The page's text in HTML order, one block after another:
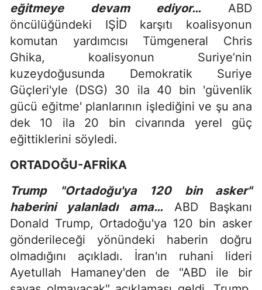
eğitmeye devam ediyor… ABD
öncülüğündeki IŞİD karşıtı koalisyonun
komutan yardımcısı Tümgeneral Chris
Ghika, koalisyonun Suriye’nin
kuzeydoğusunda Demokratik Suriye
Güçleri'yle (DSG) 30 ila 40 bin 'güvenlik
gücü eğitme' planlarının işlediğini ve şu ana
dek 10 ila 20 bin civarında yerel güç
eğittiklerini söyledi.
ORTADOĞU-AFRİKA
Trump "Ortadoğu'ya 120 bin asker"
haberini yalanladı ama…
ABD Başkanı
Donald Trump, Ortadoğu'ya 120 bin asker
gönderileceği yönündeki haberin doğru
olmadığını açıkladı. İran'ın ruhani lideri
Ayetullah Hamaney'den de "ABD ile bir